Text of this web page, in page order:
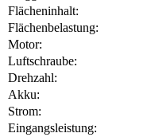
Flächeninhalt:
Flächenbelastung:
Motor:
Luftschraube:
Drehzahl:
Akku:
Strom:
Eingangsleistung: